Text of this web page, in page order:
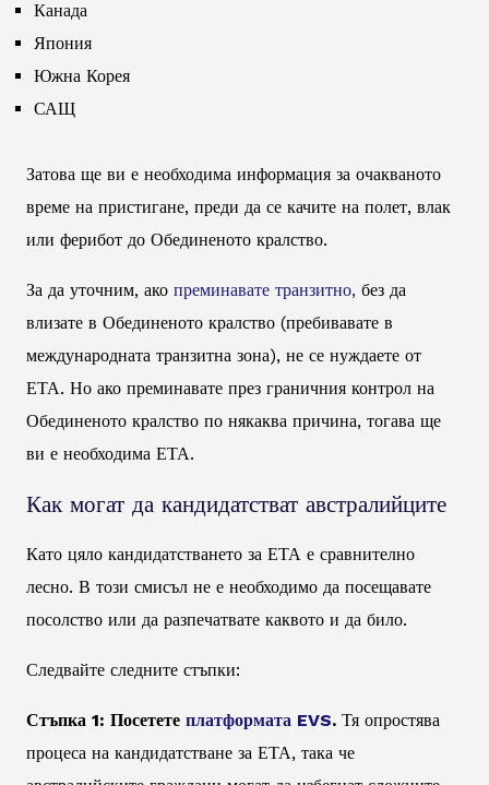
Канада
Япония
Южна Корея
САЩ
Затова ще ви е необходима информация за очакваното
време на пристигане, преди да се качите на полет, влак
или ферибот до Обединеното кралство.
За да уточним, ако преминавате транзитно, без да
влизате в Обединеното кралство (пребивавате в
международната транзитна зона), не се нуждаете от
ЕТА. Но ако преминавате през граничния контрол на
Обединеното кралство по някаква причина, тогава ще
ви е необходима ЕТА.
Как могат да кандидатстват австралийците
Като цяло кандидатстването за ЕТА е сравнително
лесно. В този смисъл не е необходимо да посещавате
посолство или да разпечатвате каквото и да било.
Следвайте следните стъпки:
Стъпка 1: Посетете платформата EVS. Тя опростява
процеса на кандидатстване за ЕТА, така че